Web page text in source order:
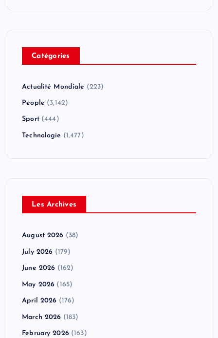
Catégories
Actualité Mondiale (223)
People (3,142)
Sport(444)
Technologie (1,477)
Les Archives
August 2026 (38)
July 2026 (179)
June 2026 (162)
May 2026 (165)
April 2026 (176)
March 2026 (183)
February 2026(163)